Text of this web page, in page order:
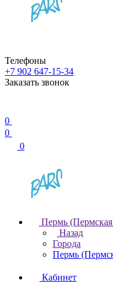
Телефоны
+7 902 647-15-34
Заказать звонок
0
0
0
Пермь (Пермская
Назад
Города
Пермь
Кабинет